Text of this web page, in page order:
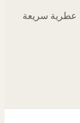
عطرية سريعة